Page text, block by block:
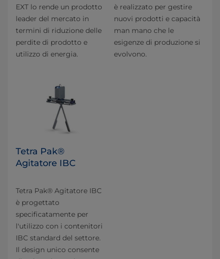
EXT lo rende un prodotto
leader del mercato in
termini di riduzione delle
perdite di prodotto e
utilizzo di energia.
è realizzato per gestire
nuovi prodotti e capacità
man mano che le
esigenze di produzione si
evolvono.
Tetra Pak®
Agitatore IBC
Tetra Pak® Agitatore IBC
è progettato
specificatamente per
l'utilizzo con i contenitori
IBC standard del settore.
Il design unico consente